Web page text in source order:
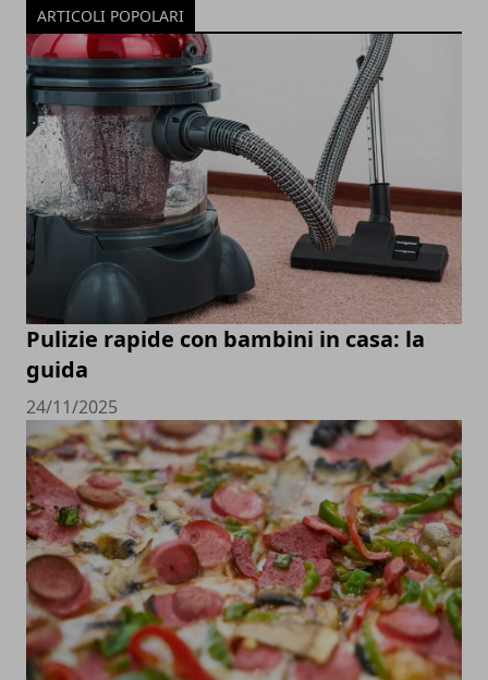
ARTICOLI POPOLARI
Pulizie rapide con bambini in casa: la
guida
24/11/2025